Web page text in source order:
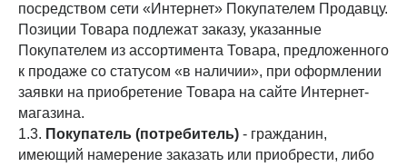
посредством сети «Интернет» Покупателем Продавцу.
Позиции Товара подлежат заказу, указанные
Покупателем из ассортимента Товара, предложенного
к продаже со статусом «в наличии», при оформлении
заявки на приобретение Товара на сайте Интернет-
магазина.
1.3. Покупатель (потребитель) - гражданин,
имеющий намерение заказать или приобрести, либо